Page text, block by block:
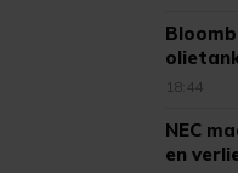
18:44
NEC
en